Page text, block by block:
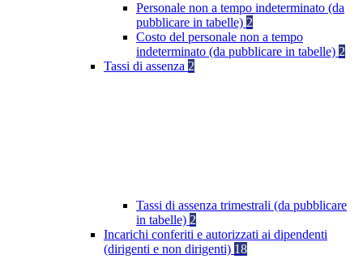
Personale non a tempo indeterminato (da
pubblicare in tabelle) 2
Costo del personale non a tempo
indeterminato (da pubblicare in tabelle) 2
Tassi di assenza 2
Tassi di assenza trimestrali (da pubblicare
in tabelle) 2
Incarichi conferiti e autorizzati ai dipendenti
(dirigenti e non dirigenti) 18